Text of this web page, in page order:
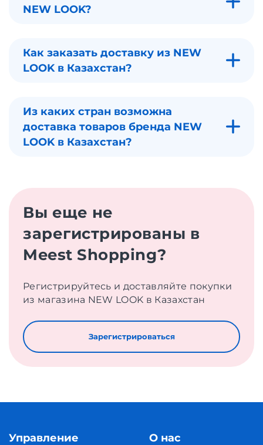
NEW LOOK?
Как заказать доставку из NEW
LOOK в Казахстан?
Из каких стран возможна
доставка товаров бренда NEW
LOOK в Казахстан?
Вы еще не
зарегистрированы в
Meest Shopping?
Регистрируйтесь и доставляйте покупки
из магазина NEW LOOK в Казахстан
Зарегистрироваться
Управление
О нас